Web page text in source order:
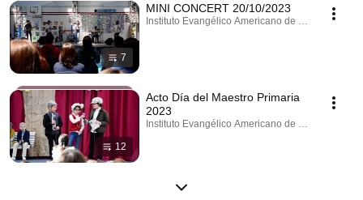
7
MINI CONCERT 20/10/2023
Instituto Evangélico Americano de Villa del
12
Acto Día del Maestro Primaria
2023
Instituto Evangélico Americano de Villa del